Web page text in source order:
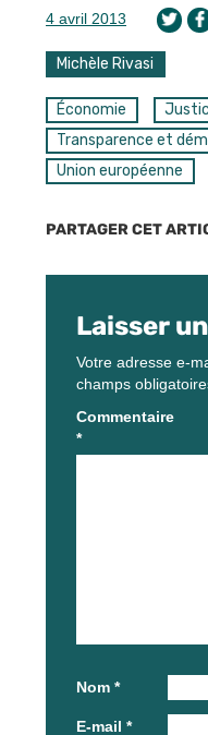
4 avril 2013
Michèle Rivasi
Économie
Transparence et
Union européenne
PARTAGER CET
Laisser
Votre adresse e-
champs
Commentaire
*
Nom *
E-mail *